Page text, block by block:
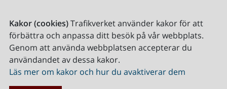
Kakor (cookies)Trafikverket använder kakor för att
förbättra och anpassa ditt besök på vår webbplats.
Genom att använda webbplatsen accepterar du
användandet av dessa kakor.
Läs mer om kakor och hur du avaktiverar dem